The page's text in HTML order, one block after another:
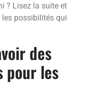
? Lisez la suite et
les possibilités qui
des
pour les